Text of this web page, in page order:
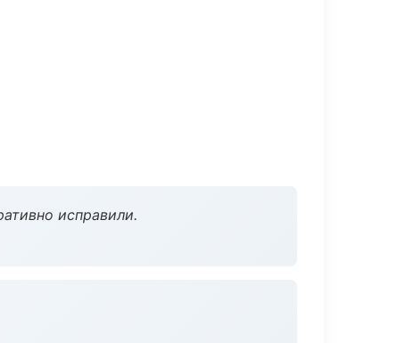
исправили.